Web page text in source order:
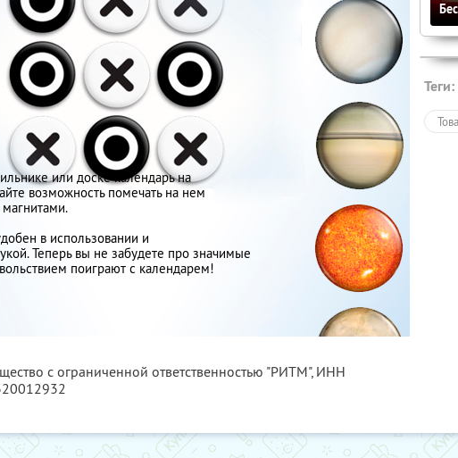
или доске календарь на
возможность помечать на нем
в использовании и
Теперь вы не забудете про значимые
поиграют с календарем!
с ограниченной ответственностью "РИТМ", ИНН
Теги: